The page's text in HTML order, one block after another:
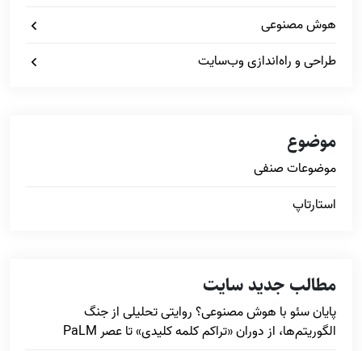
هوش مصنوعی
طراحی و راه‌اندازی وب‌سایت
موضوع
موضوعات صنفی
استارتاپ
مطالب جدید سایت
پایان سئو با هوش مصنوعی؟ روایتی تحلیلی از جنگ
الگوریتم‌ها، از دوران «تراکم کلمه کلیدی» تا عصر PaLM